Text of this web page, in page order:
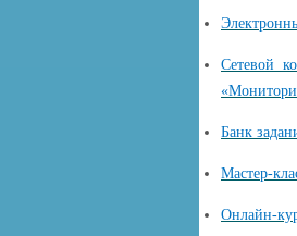
Сетевой
Банк
Мастер-
Онлайн-